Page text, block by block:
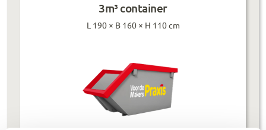
3m³ container
L 190 × B 160 × H 110 cm